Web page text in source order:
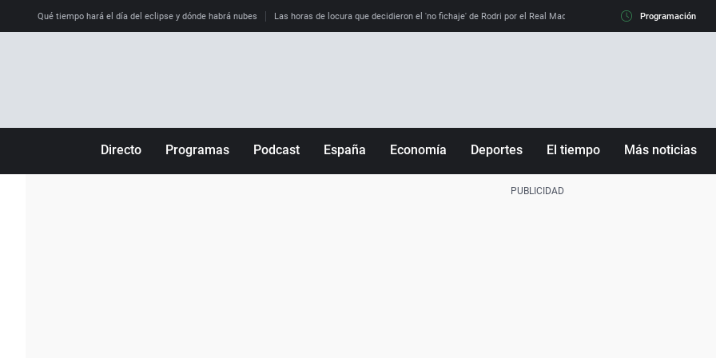
Qué tiempo hará el día del eclipse y dónde habrá nubes Las horas de locura que decidieron el 'no fichaje' de Rodri por el Real Madrid y su 'sí' al Barça La llamada
Programación
Directo Programas Podcast España Economía Deportes El tiempo Más noticias